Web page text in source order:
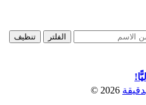
الفلتر تنظيف
2026
©